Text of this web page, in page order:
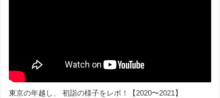
東京の年越し、 初詣の様子をレポ！【2020〜2021】